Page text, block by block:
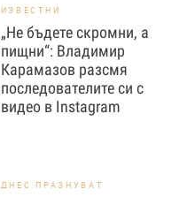
ИЗВЕСТНИ
„Не бъдете скромни, а
пищни“: Владимир
Карамазов разсмя
последователите си с
видео в Instagram
ДНЕС ПРАЗНУВАТ